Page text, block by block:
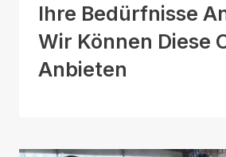
Ihre Bedürfnisse
Wir Können Diese
Anbieten